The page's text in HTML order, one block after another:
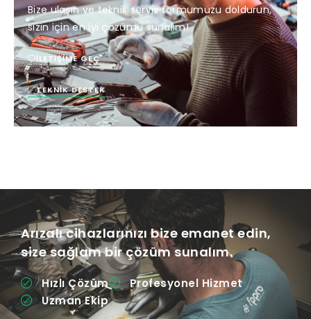
Bize ulaşın ve teknik servis formumuzu doldurun,
sizin için en iyi çözümü sunalım!
İLETIŞIME GEÇ
TEKNIK DESTEK
Arızalı cihazlarınızı bize emanet edin,
size sağlam bir çözüm sunalım.
Hızlı Çözüm
Profesyonel Hizmet
Uzman Ekip